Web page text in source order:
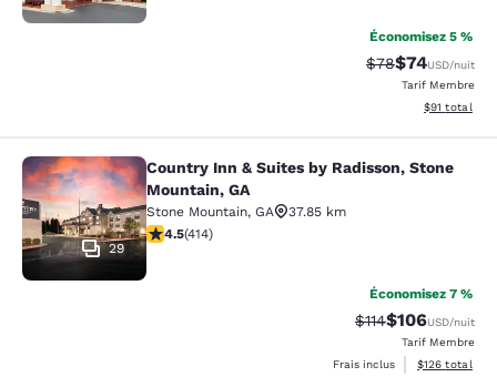
Économisez 5 %
Tarif barré :
$78Tarif réduit :
$74USD/nuit
Tarif Membre
Afficher les
$91 total
Country Inn & Suites by Radisson,
29
Country Inn & Suites by Radisson, Stone
Mountain, GA
Stone Mountain, GA
37.85 km
4.46 étoiles. Excellent. 414 commentaires
4.5(414)
Économisez 7 %
Tarif barré :
$114Tarif réduit :
$106USD/nuit
Tarif Membre
Frais inclus
Afficher les
$126 total